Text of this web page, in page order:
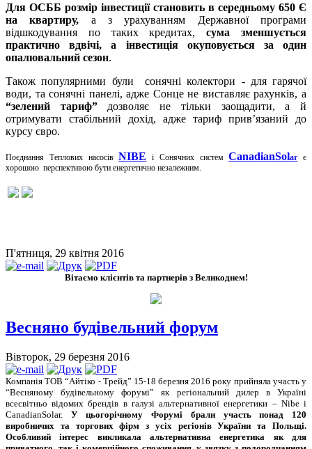
Для ОСББ розмір інвестиції становить в середньому 650 Є
на квартиру, а з урахуванням Державної програми
відшкодування по таких кредитах,сума зменшується
практично вдвічі, а інвестиція окуповується за один
опалювальний сезон.
Також популярними були сонячні колектори - для гарячої
води, та сонячні панелі, адже Сонце не виставляє рахунків, а
“зелений тариф”дозволяє не тільки заощадити, а й
отримувати стабільний дохід, адже тариф прив’язаний до
курсу євро.
Поєднання Теплових насосів NIBE і Сонячних системCanadianSolar є
хорошою перспективою бути енергетично незалежним.
П'ятниця, 29 квітня 2016
Вітаємо клієнтів та партнерів з Великоднем!
Весняно будівельний форум
Вівторок, 29 березня 2016
Компанія ТОВ “Айтіко - Трейд” 15-18 березня 2016 року прийняла участь у
“Весняному будівельному форумі” як регіональний дилер в Україні
всесвітньо відомих брендів в галузі альтернативної енергетики – Nibe і
CanadianSolar. У цьогорічному Форумі брали участь понад 120
виробничих та торгових фірм з усіх регіонів України та Польщі.
Особливий інтерес викликала альтернативна енергетика як для